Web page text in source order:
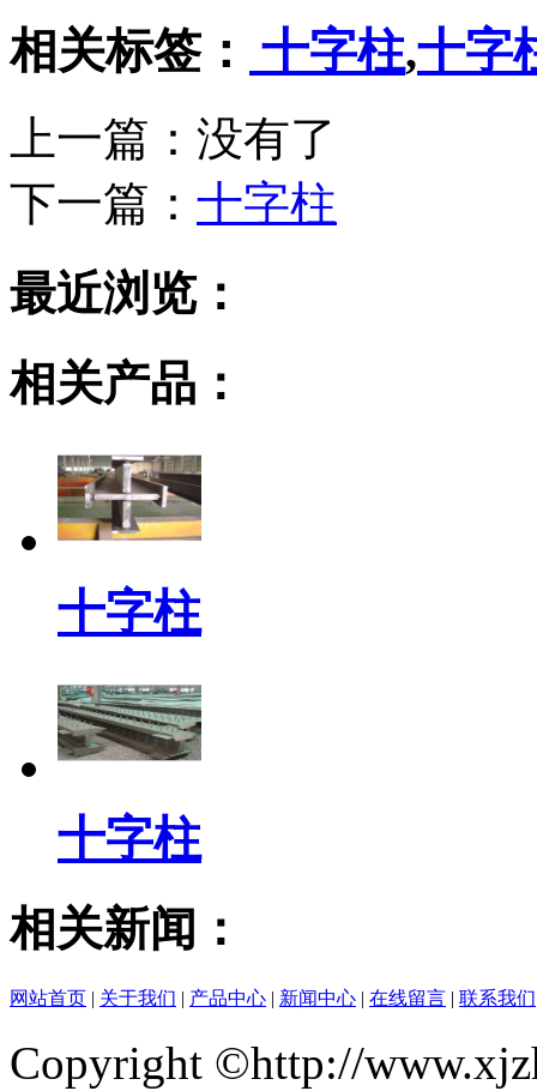
相关标签： 十字柱,十字
上一篇：没有了
下一篇： 十字柱
最近浏览：
相关产品：
十字柱
十字柱
相关新闻：
网站首页 | 关于我们 | 产品中心 | 新闻中心 | 在线留言 | 联系我们
Copyright ©http://